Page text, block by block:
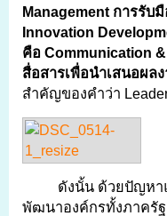
Management การรับ
Innovation
คือ Communication
สื่อสารเพื่อนำเสนอผล
สำคัญของคำว่า
ดังนั้น ด้วยปัญหา
พัฒนาองค์กรทั้งภาครั